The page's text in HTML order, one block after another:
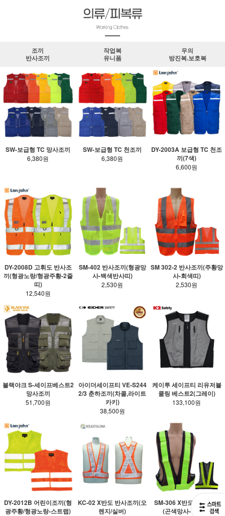
조끼
반사조끼
작업복
유니폼
우의
방진복.보호복
SW-보급형 TC 망사조끼
6,380원
SW-보급형 TC 천조끼
6,380원
DY-2003A 보급형 TC 천조
끼(7색)
6,600원
DY-2008D 고휘도 반사조
끼(형광노랑/형광주황-2줄
띠)
12,540원
SM-402 반사조끼(형광망
사-백색반사띠)
2,530원
SM 302-2 반사조끼(주황망
사-회색띠)
2,530원
블랙야크 S-세이프베스트2
망사조끼
51,700원
아이더세이프티 VE-S244
2/3 춘하조끼(차콜,라이트
카키)
38,500원
케이투 세이프티 리유저블
쿨링 베스트2(그레이)
133,100원
DY-2012B 어린이조끼(형
광주황/형광노랑-스트랩)
KC-02 X반도 반사조끼(오
렌지/실버)
SM-306 X반도 반사조끼
(곤색망사-형광띠)